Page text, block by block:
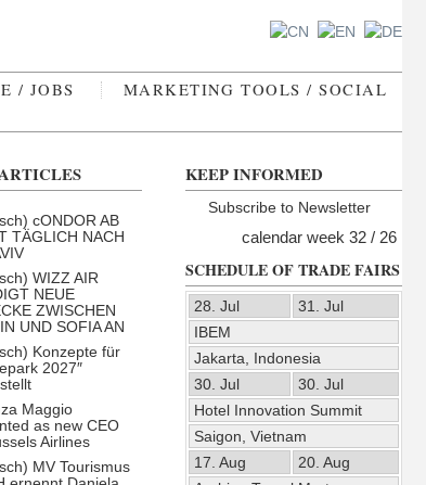
calendar week 32 / 26
/ JOBS
MARKETING TOOLS / SOCIAL
cONDOR AB
TÄGLICH NACH
WIZZ AIR
NEUE
ZWISCHEN
UND SOFIA AN
Konzepte für
2027″
Maggio
as new CEO
Airlines
MV Tourismus
KEEP INFORMED
Subscribe to Newsletter
SCHEDULE OF TRADE FAIRS
28. Jul
31. Jul
IBEM
Jakarta, Indonesia
30. Jul
30. Jul
Hotel Innovation Summit
Saigon, Vietnam
17. Aug
20. Aug